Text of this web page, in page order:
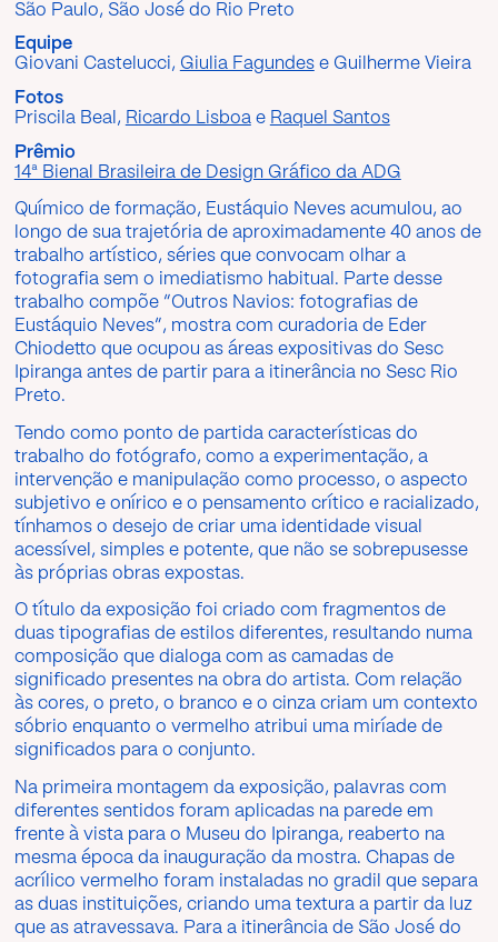
São Paulo, São José do Rio Preto
Equipe
Giovani Castelucci, Giulia Fagundese Guilherme Vieira
Fotos
Priscila Beal, Ricardo Lisboae Raquel Santos
Prêmio
14ª Bienal Brasileira de Design Gráfico da ADG
Químico de formação, Eustáquio Neves acumulou, ao
longo de sua trajetória de aproximadamente 40 anos de
trabalho artístico, séries que convocam olhar a
fotografia sem o imediatismo habitual. Parte desse
trabalho compõe “Outros Navios: fotografias de
Eustáquio Neves”, mostra com curadoria de Eder
Chiodetto que ocupou as áreas expositivas do Sesc
Ipiranga antes de partir para a itinerância no Sesc Rio
Preto.
Tendo como ponto de partida características do
trabalho do fotógrafo, como a experimentação, a
intervenção e manipulação como processo, o aspecto
subjetivo e onírico e o pensamento crítico e racializado,
tínhamos o desejo de criar uma identidade visual
acessível, simples e potente, que não se sobrepusesse
às próprias obras expostas.
O título da exposição foi criado com fragmentos de
duas tipografias de estilos diferentes, resultando numa
composição que dialoga com as camadas de
significado presentes na obra do artista. Com relação
às cores, o preto, o branco e o cinza criam um contexto
sóbrio enquanto o vermelho atribui uma miríade de
significados para o conjunto.
Na primeira montagem da exposição, palavras com
diferentes sentidos foram aplicadas na parede em
frente à vista para o Museu do Ipiranga, reaberto na
mesma época da inauguração da mostra. Chapas de
acrílico vermelho foram instaladas no gradil que separa
as duas instituições, criando uma textura a partir da luz
que as atravessava. Para a itinerância de São José do